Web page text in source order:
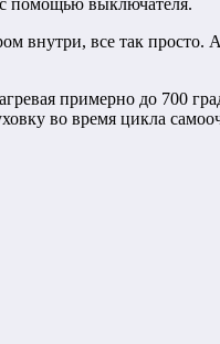
помощью выключателя.
внутри, все так просто.
примерно до 700
во время цикла